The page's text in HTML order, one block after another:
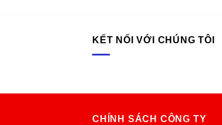
KẾT NỐI VỚI CHÚNG TÔI
CHÍNH SÁCH CÔNG TY